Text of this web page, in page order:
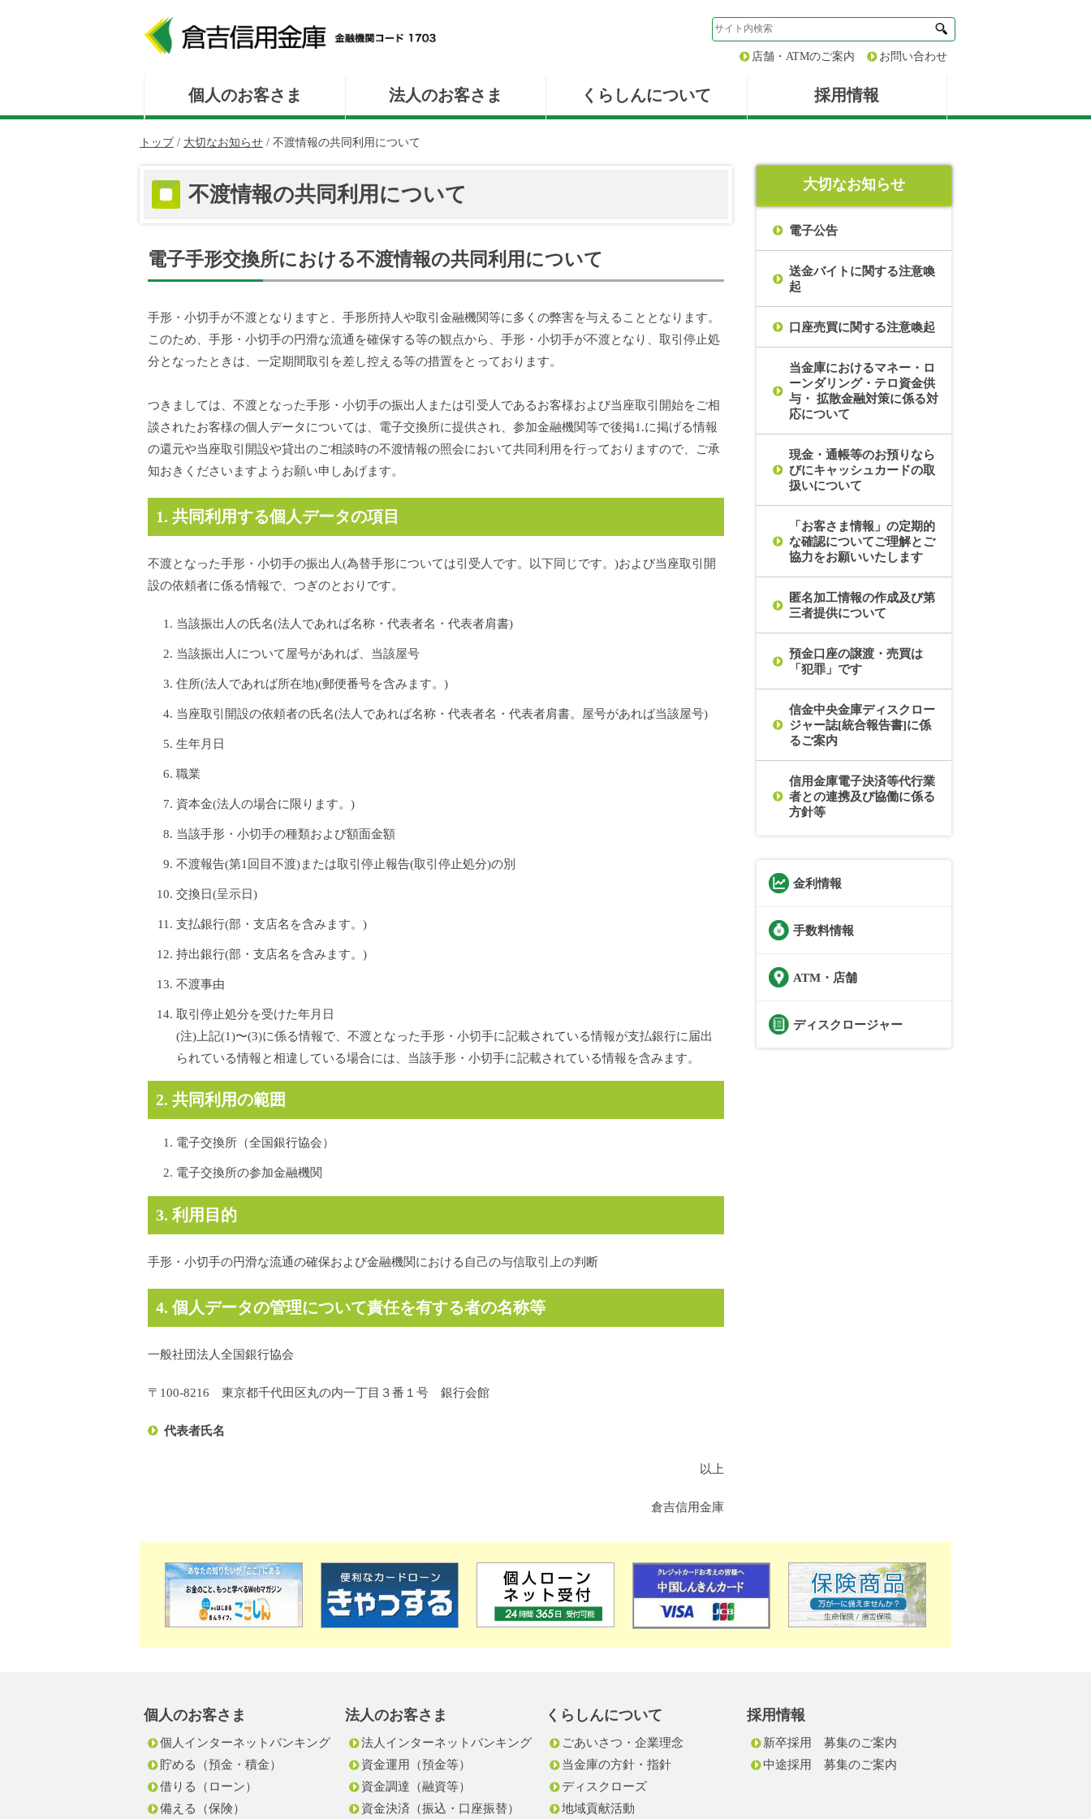
店舗・ATMのご案内 お問い合わせ
個人のお客さま 法人のお客さま くらしんについて 採用情報
現
トップ / 大切なお知らせ / 不渡情報の共同利用について
不渡情報の共同利用について
電子手形交換所における不渡情報の共同利用について
手形・小切手が不渡となりますと、手形所持人や取引金融機関等に多くの弊害を与えることとなります。
このため、手形・小切手の円滑な流通を確保する等の観点から、手形・小切手が不渡となり、取引停止処
分となったときは、一定期間取引を差し控える等の措置をとっております。
つきましては、不渡となった手形・小切手の振出人または引受人であるお客様および当座取引開始をご相
談されたお客様の個人データについては、電子交換所に提供され、参加金融機関等で後掲1.に掲げる情報
の還元や当座取引開設や貸出のご相談時の不渡情報の照会において共同利用を行っておりますので、ご承
知おきくださいますようお願い申しあげます。
1. 共同利用する個人データの項目
不渡となった手形・小切手の振出人(為替手形については引受人です。以下同じです。)および当座取引開
設の依頼者に係る情報で、つぎのとおりです。
当該振出人の氏名(法人であれば名称・代表者名・代表者肩書)
当該振出人について屋号があれば、当該屋号
住所(法人であれば所在地)(郵便番号を含みます。)
当座取引開設の依頼者の氏名(法人であれば名称・代表者名・代表者肩書。屋号があれば当該屋号)
生年月日
職業
資本金(法人の場合に限ります。)
当該手形・小切手の種類および額面金額
不渡報告(第1回目不渡)または取引停止報告(取引停止処分)の別
交換日(呈示日)
支払銀行(部・支店名を含みます。)
持出銀行(部・支店名を含みます。)
不渡事由
取引停止処分を受けた年月日
(注)上記(1)〜(3)に係る情報で、不渡となった手形・小切手に記載されている情報が支払銀行に届出
られている情報と相違している場合には、当該手形・小切手に記載されている情報を含みます。
2. 共同利用の範囲
電子交換所（全国銀行協会）
電子交換所の参加金融機関
3. 利用目的
手形・小切手の円滑な流通の確保および金融機関における自己の与信取引上の判断
4. 個人データの管理について責任を有する者の名称等
一般社団法人全国銀行協会
〒100-8216 東京都千代田区丸の内一丁目３番１号 銀行会館
代表者氏名
以上
倉吉信用金庫
大切なお知らせ
電子公告
送金バイトに関する注意喚
起
口座売買に関する注意喚起
当金庫におけるマネー・ロ
ーンダリング・テロ資金供
与・ 拡散金融対策に係る対
応について
現金・通帳等のお預りなら
びにキャッシュカードの取
扱いについて
「お客さま情報」の定期的
な確認についてご理解とご
協力をお願いいたします
匿名加工情報の作成及び第
三者提供について
預金口座の譲渡・売買は
「犯罪」です
信金中央金庫ディスクロー
ジャー誌[統合報告書]に係
るご案内
信用金庫電子決済等代行業
者との連携及び協働に係る
方針等
金利情報
手数料情報
ATM・店舗
ディスクロージャー
個人のお客さま
個人インターネットバンキング
貯める（預金・積金）
借りる（ローン）
備える（保険）
法人のお客さま
法人インターネットバンキング
資金運用（預金等）
資金調達（融資等）
資金決済（振込・口座振替）
くらしんについて
ごあいさつ・企業理念
当金庫の方針・指針
ディスクローズ
地域貢献活動
採用情報
新卒採用 募集のご案内
中途採用 募集のご案内